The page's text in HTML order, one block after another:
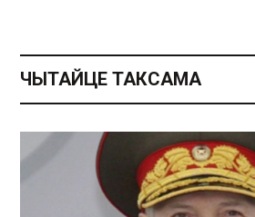
ЧЫТАЙЦЕ ТАКСАМА